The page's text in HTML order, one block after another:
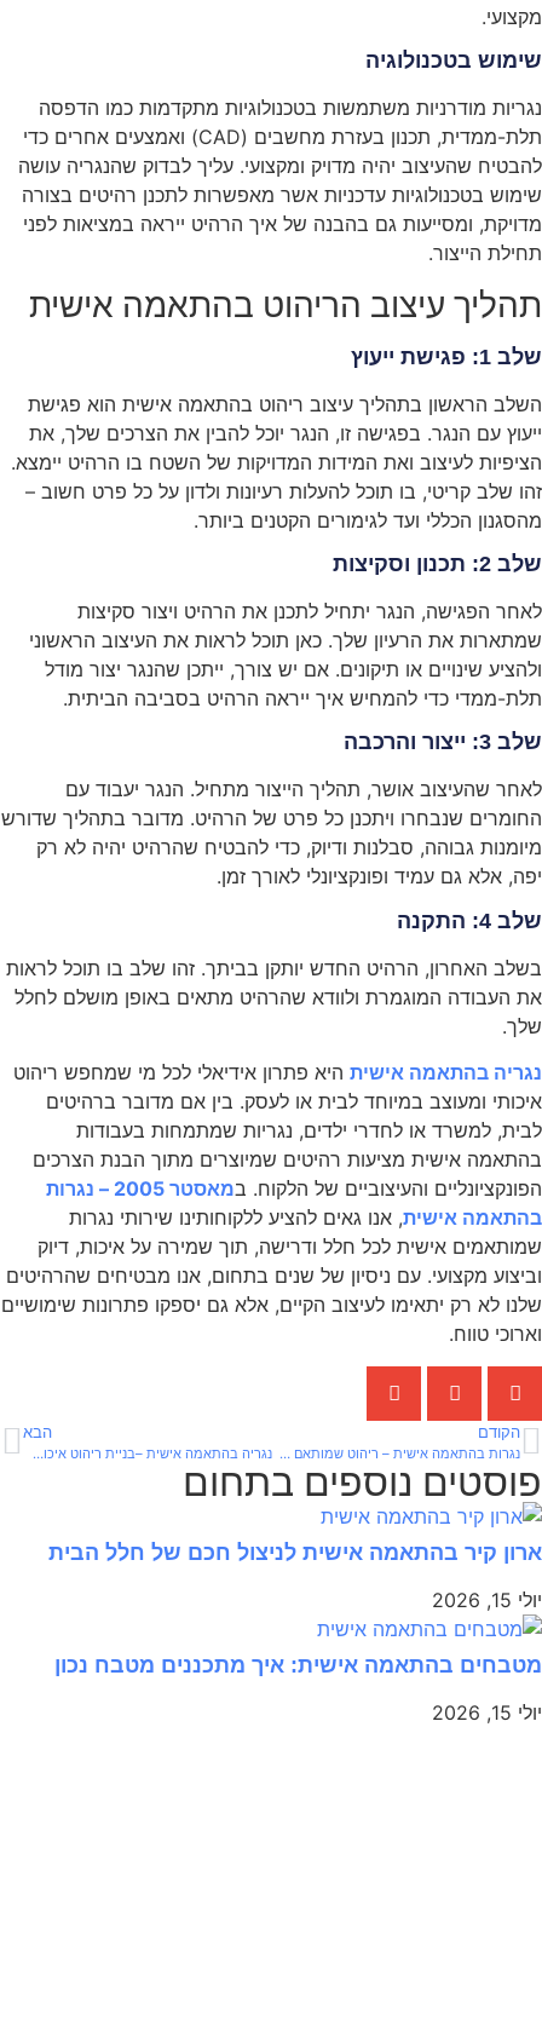
מקצועי.
שימוש בטכנולוגיה
נגריות מודרניות משתמשות בטכנולוגיות מתקדמות כמו הדפסה
תלת-ממדית, תכנון בעזרת מחשבים (CAD) ואמצעים אחרים כדי
להבטיח שהעיצוב יהיה מדויק ומקצועי. עליך לבדוק שהנגריה עושה
שימוש בטכנולוגיות עדכניות אשר מאפשרות לתכנן רהיטים בצורה
מדויקת, ומסייעות גם בהבנה של איך הרהיט ייראה במציאות לפני
תחילת הייצור.
תהליך עיצוב הריהוט בהתאמה אישית
שלב 1: פגישת ייעוץ
השלב הראשון בתהליך עיצוב ריהוט בהתאמה אישית הוא פגישת
ייעוץ עם הנגר. בפגישה זו, הנגר יוכל להבין את הצרכים שלך, את
הציפיות לעיצוב ואת המידות המדויקות של השטח בו הרהיט יימצא.
זהו שלב קריטי, בו תוכל להעלות רעיונות ולדון על כל פרט חשוב –
מהסגנון הכללי ועד לגימורים הקטנים ביותר.
שלב 2: תכנון וסקיצות
לאחר הפגישה, הנגר יתחיל לתכנן את הרהיט ויצור סקיצות
שמתארות את הרעיון שלך. כאן תוכל לראות את העיצוב הראשוני
ולהציע שינויים או תיקונים. אם יש צורך, ייתכן שהנגר יצור מודל
תלת-ממדי כדי להמחיש איך ייראה הרהיט בסביבה הביתית.
שלב 3: ייצור והרכבה
לאחר שהעיצוב אושר, תהליך הייצור מתחיל. הנגר יעבוד עם
החומרים שנבחרו ויתכנן כל פרט של הרהיט. מדובר בתהליך שדורש
מיומנות גבוהה, סבלנות ודיוק, כדי להבטיח שהרהיט יהיה לא רק
יפה, אלא גם עמיד ופונקציונלי לאורך זמן.
שלב 4: התקנה
בשלב האחרון, הרהיט החדש יותקן בביתך. זהו שלב בו תוכל לראות
את העבודה המוגמרת ולוודא שהרהיט מתאים באופן מושלם לחלל
שלך.
נגריה בהתאמה אישית היא פתרון אידיאלי לכל מי שמחפש ריהוט
איכותי ומעוצב במיוחד לבית או לעסק. בין אם מדובר ברהיטים
לבית, למשרד או לחדרי ילדים, נגריות שמתמחות בעבודות
בהתאמה אישית מציעות רהיטים שמיוצרים מתוך הבנת הצרכים
הפונקציונליים והעיצוביים של הלקוח. ב
מאסטר 2005 – נגרות
בהתאמה אישית, אנו גאים להציע ללקוחותינו שירותי נגרות
שמותאמים אישית לכל חלל ודרישה, תוך שמירה על איכות, דיוק
וביצוע מקצועי. עם ניסיון של שנים בתחום, אנו מבטיחים שהרהיטים
שלנו לא רק יתאימו לעיצוב הקיים, אלא גם יספקו פתרונות שימושיים
וארוכי טווח.
הקודם
נגרות בהתאמה אישית – ריהוט שמותאם בדיוק עבורך
הבא
נגריה בהתאמה אישית –בניית ריהוט איכותי ומעוצב לבית ולעסק
פוסטים נוספים בתחום
ארון קיר בהתאמה אישית לניצול חכם של חלל הבית
יולי 15, 2026
מטבחים בהתאמה אישית: איך מתכננים מטבח נכון
יולי 15, 2026